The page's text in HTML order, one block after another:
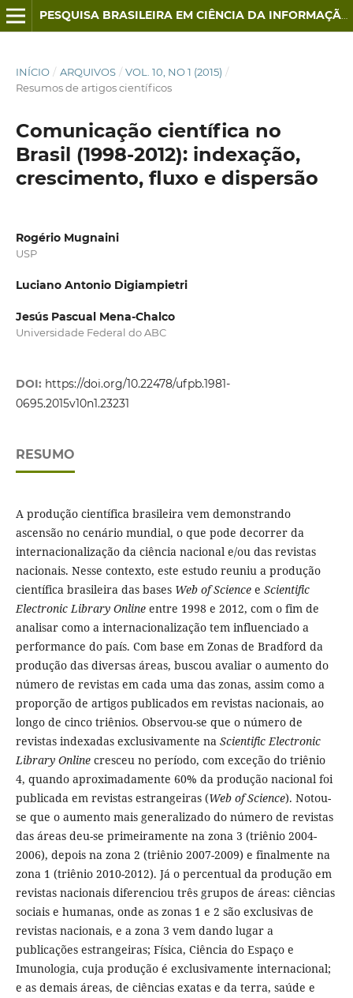
PESQUISA BRASILEIRA EM CIÊNCIA DA INFORMAÇÃO E BIBLIOTECONOMIA
INÍCIO / ARQUIVOS / VOL. 10, NO 1 (2015) /
Resumos de artigos científicos
Comunicação científica no
Brasil (1998-2012): indexação,
crescimento, fluxo e dispersão
Rogério Mugnaini
USP
Luciano Antonio Digiampietri
Jesús Pascual Mena-Chalco
Universidade Federal do ABC
DOI: https://doi.org/10.22478/ufpb.1981-
0695.2015v10n1.23231
RESUMO
A produção científica brasileira vem demonstrando
ascensão no cenário mundial, o que pode decorrer da
internacionalização da ciência nacional e/ou das revistas
nacionais. Nesse contexto, este estudo reuniu a produção
científica brasileira das bases Web of Science e Scientific
Electronic Library Online entre 1998 e 2012, com o fim de
analisar como a internacionalização tem influenciado a
performance do país. Com base em Zonas de Bradford da
produção das diversas áreas, buscou avaliar o aumento do
número de revistas em cada uma das zonas, assim como a
proporção de artigos publicados em revistas nacionais, ao
longo de cinco triênios. Observou-se que o número de
revistas indexadas exclusivamente na Scientific Electronic
Library Online cresceu no período, com exceção do triênio
4, quando aproximadamente 60% da produção nacional foi
publicada em revistas estrangeiras (Web of Science). Notou-
se que o aumento mais generalizado do número de revistas
das áreas deu-se primeiramente na zona 3 (triênio 2004-
2006), depois na zona 2 (triênio 2007-2009) e finalmente na
zona 1 (triênio 2010-2012). Já o percentual da produção em
revistas nacionais diferenciou três grupos de áreas: ciências
sociais e humanas, onde as zonas 1 e 2 são exclusivas de
revistas nacionais, e a zona 3 vem dando lugar a
publicações estrangeiras; Física, Ciência do Espaço e
Imunologia, cuja produção é exclusivamente internacional;
e as demais áreas, de ciências exatas e da terra, saúde e